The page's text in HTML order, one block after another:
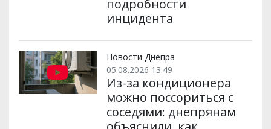
подробности
инцидента
Новости Днепра
05.08.2026 13:49
Из-за кондиционера
можно поссориться с
соседями: днепрянам